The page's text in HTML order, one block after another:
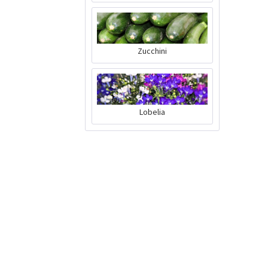
Blattsenf Mitsuba
Samen
100 Stück (0,02 € * / 1 Stück)
2,39 € *
Zucchini
Lobelia